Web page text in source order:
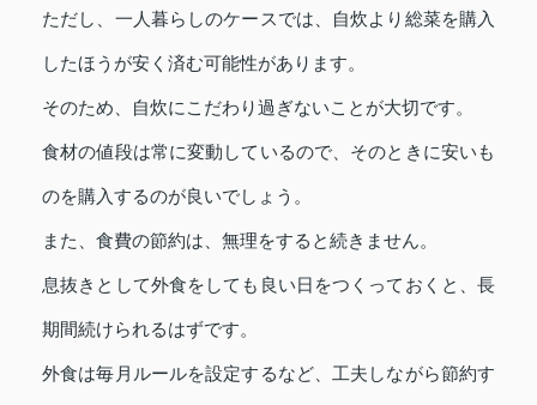
ただし、一人暮らしのケースでは、自炊より総菜を購入
したほうが安く済む可能性があります。
そのため、自炊にこだわり過ぎないことが大切です。
食材の値段は常に変動しているので、そのときに安いも
のを購入するのが良いでしょう。
また、食費の節約は、無理をすると続きません。
息抜きとして外食をしても良い日をつくっておくと、長
期間続けられるはずです。
外食は毎月ルールを設定するなど、工夫しながら節約す